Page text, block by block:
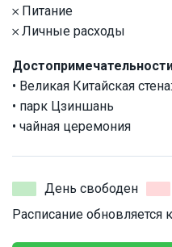
𐄂 Питание
𐄂 Личные расходы
• Великая Китайская
• парк Цзиншань
• чайная церемония
День свободен
Расписание обновляется